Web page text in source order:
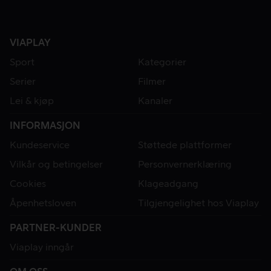
VIAPLAY
Sport
Kategorier
Serier
Filmer
Lei & kjøp
Kanaler
INFORMASJON
Kundeservice
Støttede plattformer
Vilkår og betingelser
Personvernerklæring
Cookies
Klageadgang
Åpenhetsloven
Tilgjengelighet hos Viaplay
PARTNER-KUNDER
Viaplay inngår